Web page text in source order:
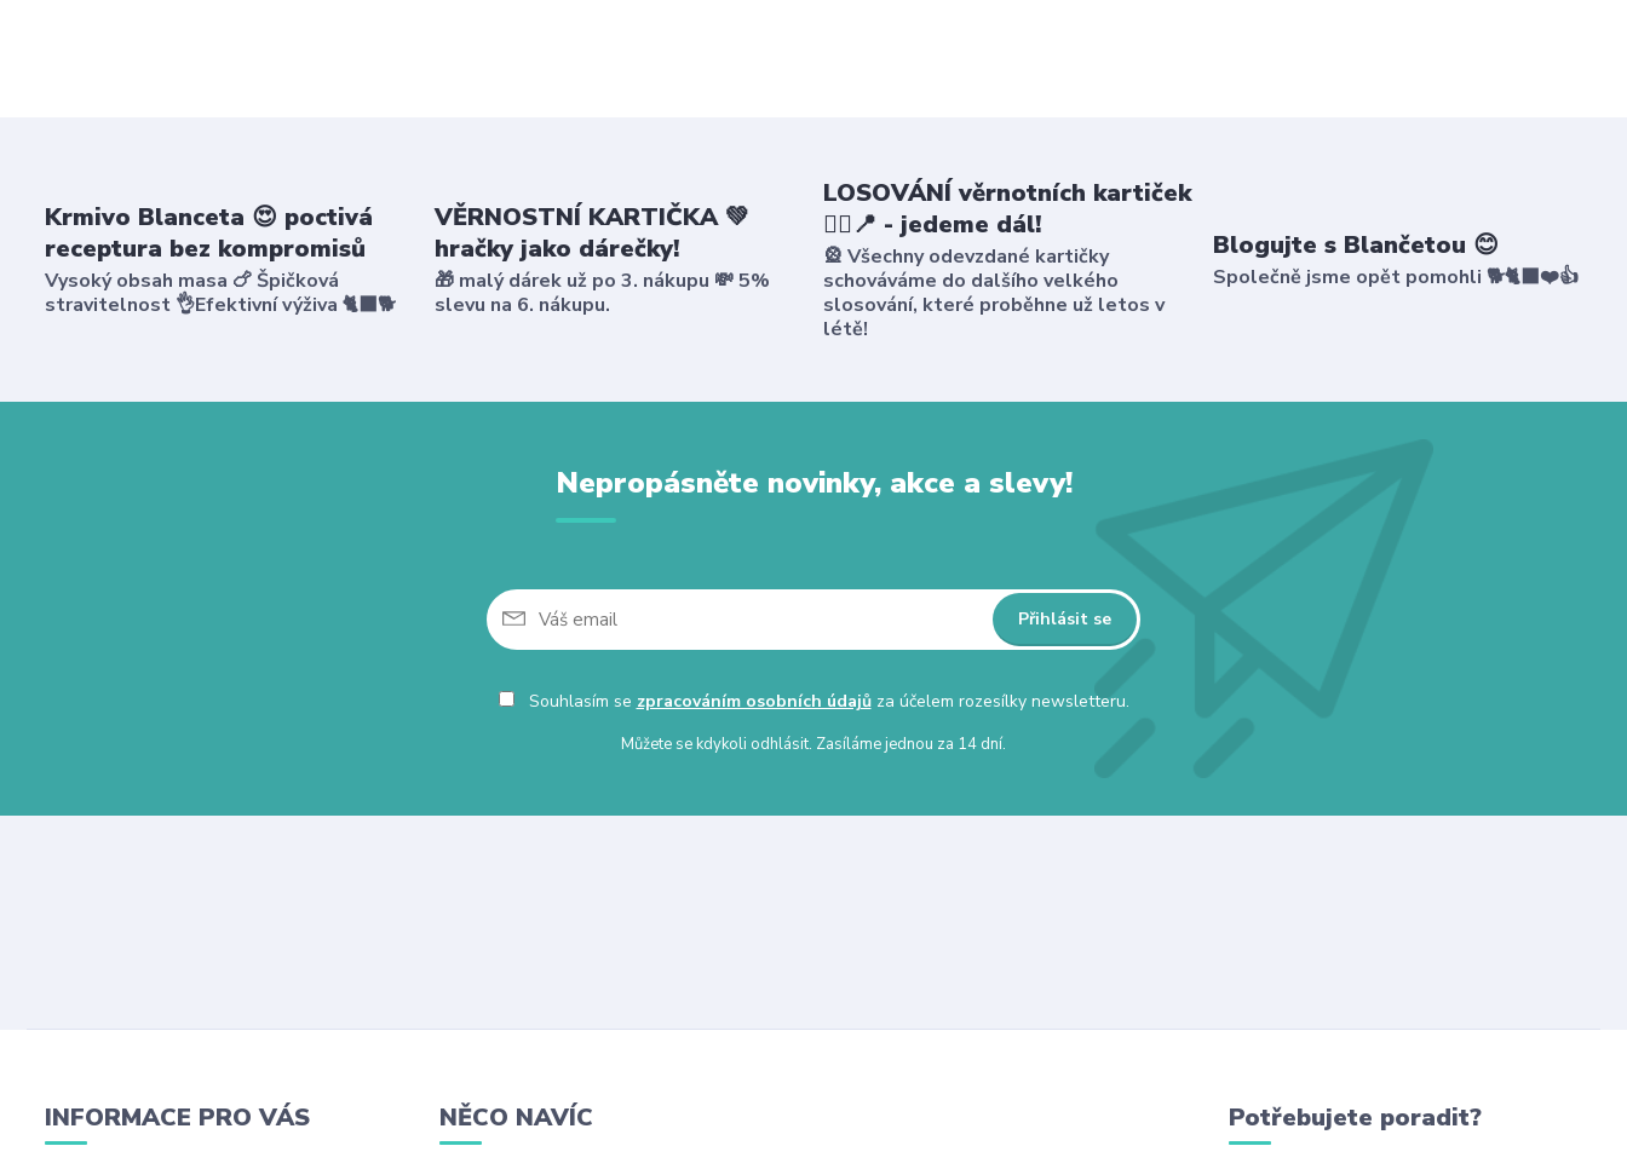
Krmivo Blanceta 😍 poctivá
receptura bez kompromisů
Vysoký obsah masa 🍗 Špičková
stravitelnost 👌Efektivní výživa 🐈‍⬛🐕
VĚRNOSTNÍ KARTIČKA 💚
hračky jako dárečky!
🎁 malý dárek už po 3. nákupu 💸 5%
slevu na 6. nákupu.
LOSOVÁNÍ věrnotních kartiček
🤸‍♀️📍 - jedeme dál!
🎡 Všechny odevzdané kartičky
schováváme do dalšího velkého
slosování, které proběhne už letos v
létě!
Blogujte s Blančetou 😊
Společně jsme opět pomohli 🐕🐈‍⬛❤️👍
Nepropásněte novinky, akce a slevy!
Přihlásit se
Souhlasím se zpracováním osobních údajůza účelem rozesílky newsletteru.
Můžete se kdykoli odhlásit. Zasíláme jednou za 14 dní.
INFORMACE PRO VÁS NĚCO NAVÍC Potřebujete poradit?